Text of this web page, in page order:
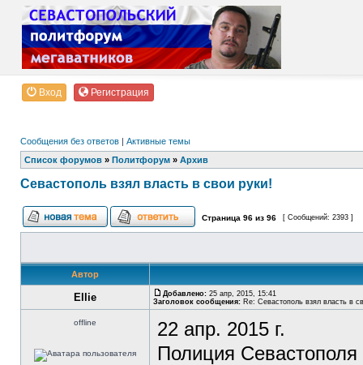
Вход Регистрация
Сообщения без ответов | Активные темы
Список форумов » Политфорум » Архив
Севастополь взял власть в свои руки!
Страница 96 из 96 [ Сообщений: 2393 ]
Автор
Ellie Добавлено: 25 апр, 2015, 15:41
Заголовок сообщения: Re: Севастополь взял власть в
offline
22 апр. 2015 г.
Полиция